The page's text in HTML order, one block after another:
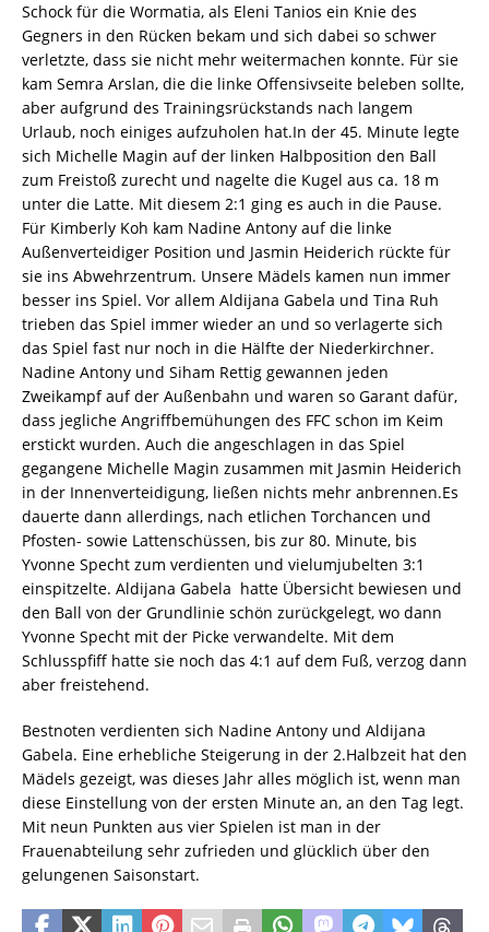
Schock für die Wormatia, als Eleni Tanios ein Knie des
Gegners in den Rücken bekam und sich dabei so schwer
verletzte, dass sie nicht mehr weitermachen konnte. Für sie
kam Semra Arslan, die die linke Offensivseite beleben sollte,
aber aufgrund des Trainingsrückstands nach langem
Urlaub, noch einiges aufzuholen hat.In der 45. Minute legte
sich Michelle Magin auf der linken Halbposition den Ball
zum Freistoß zurecht und nagelte die Kugel aus ca. 18 m
unter die Latte. Mit diesem 2:1 ging es auch in die Pause.
Für Kimberly Koh kam Nadine Antony auf die linke
Außenverteidiger Position und Jasmin Heiderich rückte für
sie ins Abwehrzentrum. Unsere Mädels kamen nun immer
besser ins Spiel. Vor allem Aldijana Gabela und Tina Ruh
trieben das Spiel immer wieder an und so verlagerte sich
das Spiel fast nur noch in die Hälfte der Niederkirchner.
Nadine Antony und Siham Rettig gewannen jeden
Zweikampf auf der Außenbahn und waren so Garant dafür,
dass jegliche Angriffbemühungen des FFC schon im Keim
erstickt wurden. Auch die angeschlagen in das Spiel
gegangene Michelle Magin zusammen mit Jasmin Heiderich
in der Innenverteidigung, ließen nichts mehr anbrennen.Es
dauerte dann allerdings, nach etlichen Torchancen und
Pfosten- sowie Lattenschüssen, bis zur 80. Minute, bis
Yvonne Specht zum verdienten und vielumjubelten 3:1
einspitzelte. Aldijana Gabela hatte Übersicht bewiesen und
den Ball von der Grundlinie schön zurückgelegt, wo dann
Yvonne Specht mit der Picke verwandelte. Mit dem
Schlusspfiff hatte sie noch das 4:1 auf dem Fuß, verzog dann
aber freistehend.
Bestnoten verdienten sich Nadine Antony und Aldijana
Gabela. Eine erhebliche Steigerung in der 2.Halbzeit hat den
Mädels gezeigt, was dieses Jahr alles möglich ist, wenn man
diese Einstellung von der ersten Minute an, an den Tag legt.
Mit neun Punkten aus vier Spielen ist man in der
Frauenabteilung sehr zufrieden und glücklich über den
gelungenen Saisonstart.